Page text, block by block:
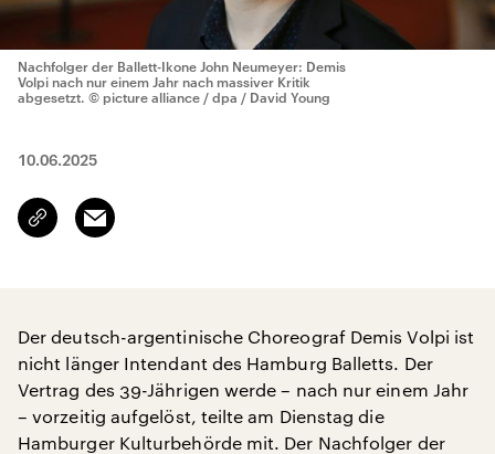
Nachfolger der Ballett-Ikone John Neumeyer: Demis
Volpi nach nur einem Jahr nach massiver Kritik
abgesetzt. © picture alliance / dpa / David Young
10.06.2025
Link
kopieren/teilen
Email
Der deutsch-argentinische Choreograf Demis Volpi ist
nicht länger Intendant des Hamburg Balletts. Der
Vertrag des 39-Jährigen werde – nach nur einem Jahr
– vorzeitig aufgelöst, teilte am Dienstag die
Hamburger Kulturbehörde mit. Der Nachfolger der